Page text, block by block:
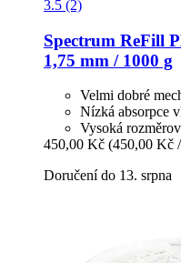
3.5 (2)
Spectrum ReFill
1,75 mm / 1000 g
Velmi dobré
Nízká absorpce
Vysoká
450,00 Kč (450,00 Kč
Doručení do 13. srpna